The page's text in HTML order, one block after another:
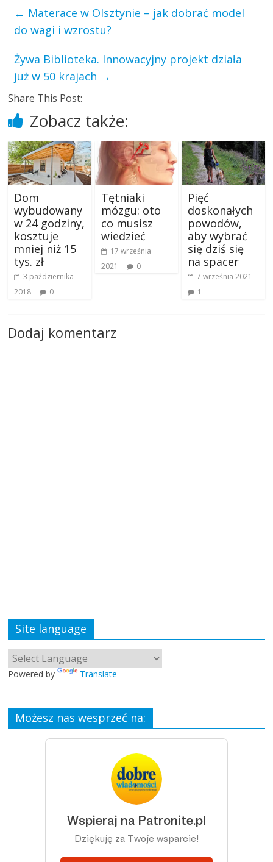
← Materace w Olsztynie – jak dobrać model
do wagi i wzrostu?
Żywa Biblioteka. Innowacyjny projekt działa
już w 50 krajach →
Share This Post:
Zobacz także:
Dom
wybudowany
w 24 godziny,
kosztuje
mniej niż 15
tys. zł
3 października
2018
0
Tętniaki
mózgu: oto
co musisz
wiedzieć
17 września
2021
0
Pięć
doskonałych
powodów,
aby wybrać
się dziś się
na spacer
7 września 2021
1
Dodaj komentarz
Site language
Powered by Translate
Możesz nas wesprzeć na: